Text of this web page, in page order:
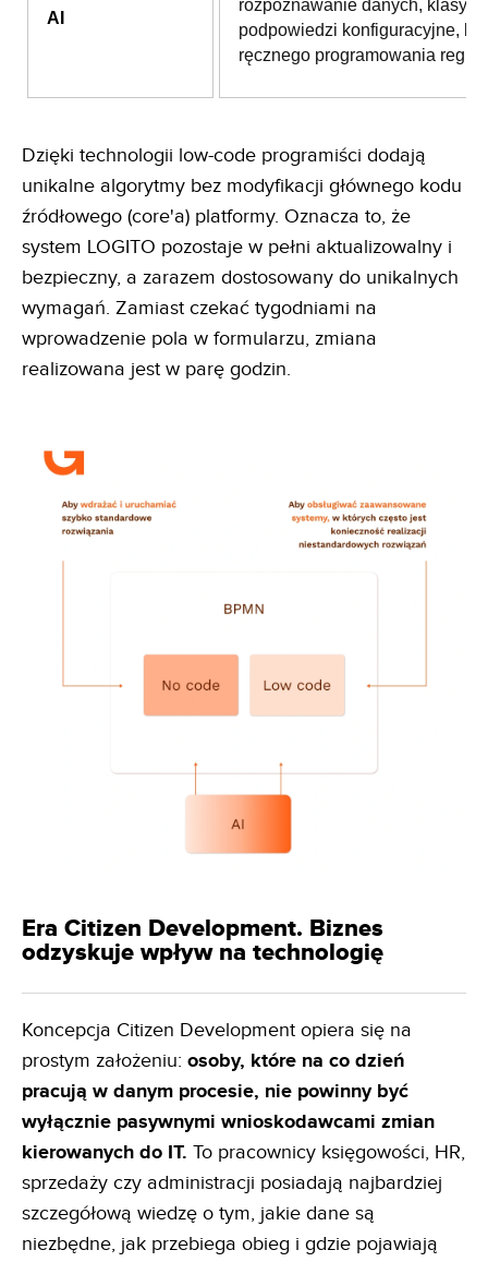
AI
rozpoznawanie danych,
podpowiedzi konfiguracyjne,
ręcznego programowania reguł.
Dzięki technologii low-code programiści dodają
unikalne algorytmy bez modyfikacji głównego kodu
źródłowego (core'a) platformy. Oznacza to, że
system LOGITO pozostaje w pełni aktualizowalny i
bezpieczny, a zarazem dostosowany do unikalnych
wymagań. Zamiast czekać tygodniami na
wprowadzenie pola w formularzu, zmiana
realizowana jest w parę godzin.
Era Citizen Development. Biznes
odzyskuje wpływ na technologię
Koncepcja Citizen Development opiera się na
prostym założeniu: osoby, które na co dzień
pracują w danym procesie, nie powinny być
wyłącznie pasywnymi wnioskodawcami zmian
kierowanych do IT. To pracownicy księgowości, HR,
sprzedaży czy administracji posiadają najbardziej
szczegółową wiedzę o tym, jakie dane są
niezbędne, jak przebiega obieg i gdzie pojawiają